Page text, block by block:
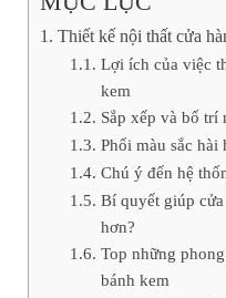
Thiết kế nội thất cửa
Lợi ích của việc
kem
Sắp xếp và bố trí
Phối màu sắc hài
Chú ý đến hệ
Bí quyết giúp
hơn?
Top những
bánh kem